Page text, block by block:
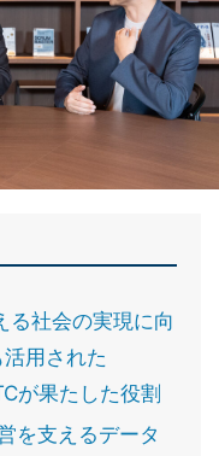
る社会の実現に向
用された
が果たした役割
を支えるデータ